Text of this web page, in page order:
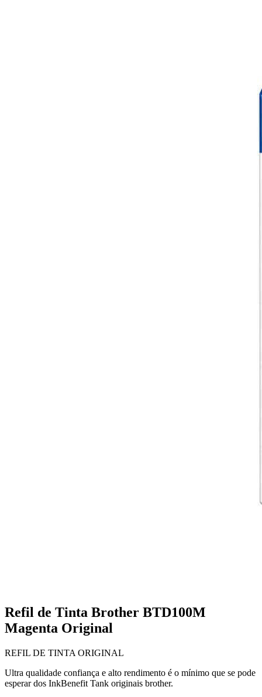
Refil de Tinta Brother BTD100M
Magenta Original
REFIL DE TINTA ORIGINAL
Ultra qualidade confiança e alto rendimento é o mínimo que se pode
esperar dos InkBenefit Tank originais brother.